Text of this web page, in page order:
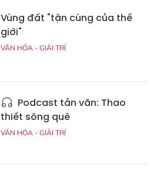
Vùng đất "tận cùng của thế
giới"
VĂN HÓA - GIẢI TRÍ
Podcast tản văn: Thao
thiết sông quê
VĂN HÓA - GIẢI TRÍ